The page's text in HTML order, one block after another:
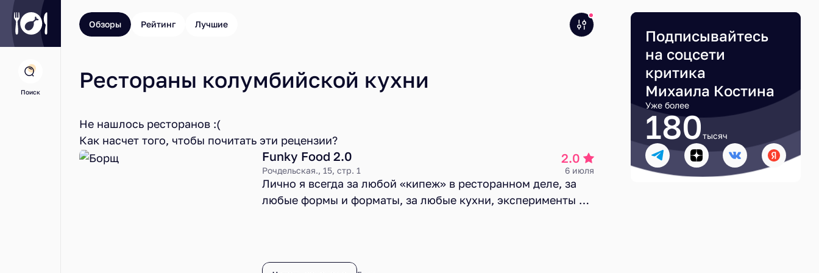
Поиск
Обзоры Рейтинг Лучшие
Рестораны колумбийской кухни
Не нашлось ресторанов :(
Как насчет того, чтобы почитать эти рецензии?
Funky Food 2.0 2.0
Рочдельская., 15, стр. 1 6 июля
Лично я всегда за любой «кипеж» в ресторанном деле, за
любые формы и форматы, за любые кухни, эксперименты и
сервиса за недорого, и требовать чего-то большего за 300–
Подписывайтесь
на соцсети
критика
Михаила Костина
Уже более
180тысяч